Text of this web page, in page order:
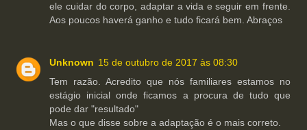
ele cuidar do corpo, adaptar a vida e seguir em frente.
Aos poucos haverá ganho e tudo ficará bem. Abraços
Unknown 15 de outubro de 2017 às 08:30
Tem razão. Acredito que nós familiares estamos no
estágio inicial onde ficamos a procura de tudo que
pode dar "resultado"
Mas o que disse sobre a adaptação é o mais correto.